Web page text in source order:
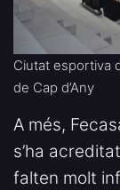
Ciutat esportiva
de Cap d’Any
A més,
s’ha
falten molt